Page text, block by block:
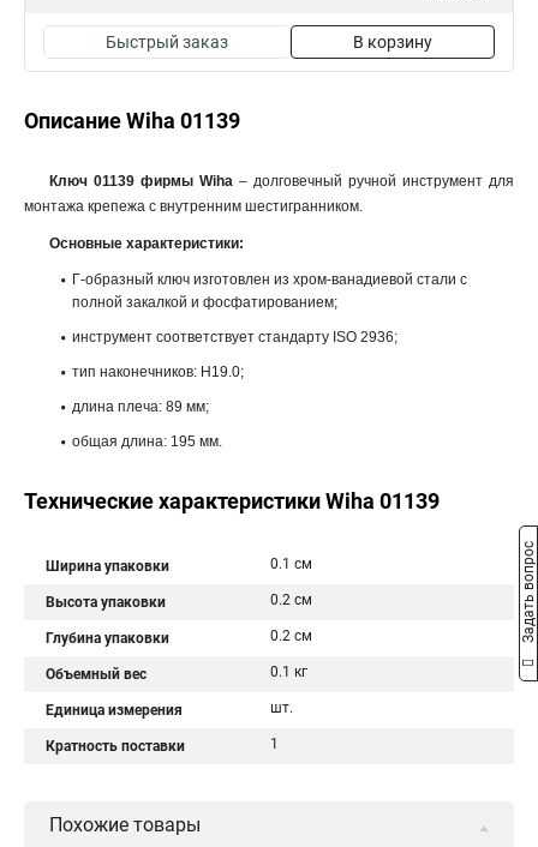
Быстрый заказ В корзину
Описание Wiha 01139
Ключ 01139 фирмы Wiha – долговечный ручной инструмент для
монтажа крепежа с внутренним шестигранником.
Основные характеристики:
Г-образный ключ изготовлен из хром-ванадиевой стали с
полной закалкой и фосфатированием;
инструмент соответствует стандарту ISO 2936;
тип наконечников: H19.0;
длина плеча: 89 мм;
общая длина: 195 мм.
Технические характеристики Wiha 01139
Ширина упаковки 0.1 см
Высота упаковки 0.2 см
Глубина упаковки 0.2 см
Объемный вес 0.1 кг
Единица измерения шт.
Кратность поставки 1
Похожие товары
Задать вопрос